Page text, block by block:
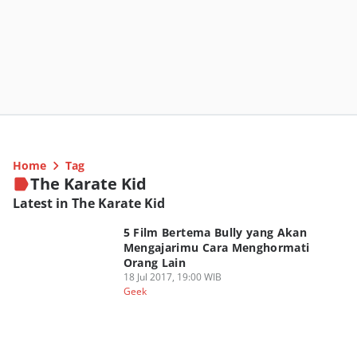
Home Tag
The Karate Kid
Latest in The Karate Kid
5 Film Bertema Bully yang Akan
Mengajarimu Cara Menghormati
Orang Lain
18 Jul 2017, 19:00 WIB
Geek